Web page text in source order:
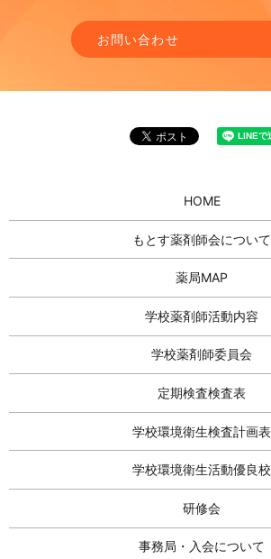
お問い合わせ
HOME
もとす薬剤師会について
薬局MAP
学校薬剤師活動内容
学校薬剤師委員会
定期検査検査表
学校環境衛生検査計画表
学校環境衛生活動優良校
研修会
事務局・入会について